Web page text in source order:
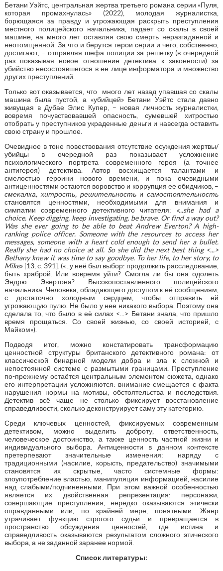
Бетани Уэйтс, центральная жертва третьего романа серии «Пуля,
которая промахнулась» (2022), молодая журналистка,
борющаяся за правду и угрожающая раскрыть преступления
местного полицейского начальника, падает со скалы в своей
машине, на много лет оставляя свою смерть неразгаданной и
неотомщенной. За что и берутся герои серии и чего, собственно,
достигают, – отправляя шефа полиции за решетку (в очередной
раз показывая новое отношение детектива к законности) за
убийство несостоявшегося в ее лице информатора и множество
других преступлений.
Только вот оказывается, что много лет назад упавшая со скалы
машина была пустой, а «убийцей» Бетани Уэйтс стала давно
живущая в Дубае Элис Купер, – новая личность журналистки,
вовремя почувствовавшей опасность, сумевшей хитростью
отобрать у преступников украденные деньги и навсегда оставить
свою страну и прошлое.
Очевидное в тоне повествования отсутствие осуждения жертвы/
убийцы в очередной раз показывает усложнение
психологического портрета современного героя (а точнее
антигероя) детектива. Автор восхищается талантами и
смелостью героини нового времени, и пока очевидными
антиценностями остаются воровство и коррупция ее обидчиков, –
смекалка, хитрость, решительностьисамостоятельность
становятся ценностями, необходимыми для внимания и
симпатии современного детективного читателя:
«...she had a
choice. Keep digging, keep investigating, be brave. Or find a way out?
Was she ever going to be able to beat Andrew Everton? A high-
ranking police officer. Someone with the resources to access her
messages, someone with a heart cold enough to send her a bullet.
Really she had no choice at all. So she did the next best thing <...>
Bethany knew it was time to say goodbye. To her life, to her story, to
Mike» [13, с. 391]. («...у неё был выбор: продолжить расследование,
быть храброй. Или вовремя уйти? Смогла ли бы она одолеть
Эндрю Эвертона? Высокопоставленного полицейского
начальника. Человека, обладающего доступом к её сообщениям,
с достаточно холодным сердцем, чтобы отправить ей
угрожающую пулю. Не было у нее никакого выбора. Поэтому она
сделала то, что было в её силах <...> Бетани знала, что пришло
время прощаться. Со своей жизнью, со своей историей, с
Майком»).
Подводя итог, можно констатировать трансформацию
ценностной структуры британского детективного романа: от
классической бинарной модели добра и зла к сложной и
непостоянной системе с размытыми границами. Преступление
по-прежнему остаётся центральным элементом сюжета, однако
его интерпретации усложняются: внимание смещается с факта
нарушения нормы на мотивы, обстоятельства и последствия.
Детектив всё чаще не столько фиксирует восстановление
справедливости, сколько деконструирует саму эту категорию.
Среди ключевых ценностей, фиксируемых современным
детективом, можно выделить доброту, ответственность,
человеческое достоинство, а также ценность частной жизни и
индивидуального выбора. Антиценности в данном контексте
претерпевают значительные изменения: наряду с
традиционными (насилие, корысть, предательство) значимыми
становятся их скрытые, часто системные формы:
злоупотребление властью, манипуляция информацией, насилие
над слабыми/подчиненными. При этом важной особенностью
является их двойственная репрезентация: персонажи,
совершающие преступления, нередко оказываются этически
оправданными или, по крайней мере, понятными. Жанр
утрачивает функцию строгого судьи и превращается в
пространство обсуждения ценностей, где истина и
справедливость оказываются результатом сложного этического
выбора, а не заданной заранее нормой.
Список литературы: